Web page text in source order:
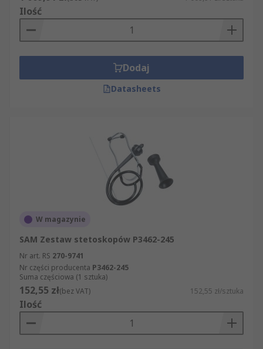
Ilość
Dodaj
Datasheets
W magazynie
SAM Zestaw stetoskopów P3462-245
Nr art. RS 270-9741
Nr części producenta P3462-245
Suma częściowa (1 sztuka)
152,55 zł(bez VAT) 152,55 zł/sztuka
Ilość